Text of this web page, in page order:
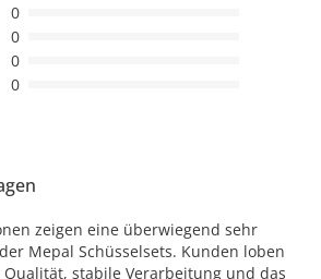
0
0
0
0
zeigen eine überwiegend sehr
Mepal Schüsselsets. Kunden loben
stabile Verarbeitung und das